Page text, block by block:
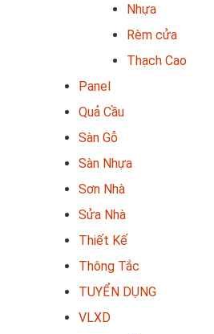
Nhựa
Rèm cửa
Thạch Cao
Panel
Quả Cầu
Sàn Gỗ
Sàn Nhựa
Sơn Nhà
Sửa Nhà
Thiết Kế
Thông Tắc
TUYỂN DỤNG
VLXD